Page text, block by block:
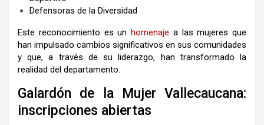
Defensoras de la Diversidad
Este reconocimiento es un homenaje a las mujeres que
han impulsado cambios significativos en sus comunidades
y que, a través de su liderazgo, han transformado la
realidad del departamento.
Galardón de la Mujer Vallecaucana:
inscripciones abiertas